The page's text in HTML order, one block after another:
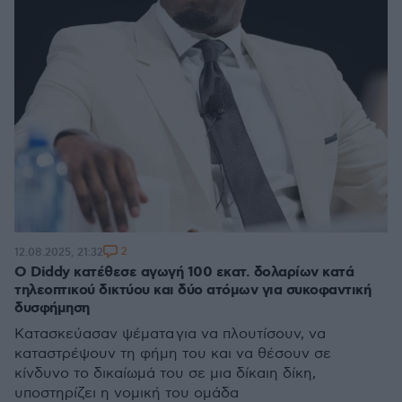
Ο Diddy κατέθεσε αγωγή 100 εκατ. δολαρίων κατά
τηλεοπτικού δικτύου και δύο ατόμων για συκοφαντική
δυσφήμηση
Κατασκεύασαν ψέματα για να πλουτίσουν, να
καταστρέψουν τη φήμη του και να θέσουν σε
κίνδυνο το δικαίωμά του σε μια δίκαιη δίκη,
υποστηρίζει η νομική του ομάδα
12.08.2025, 21:32 2